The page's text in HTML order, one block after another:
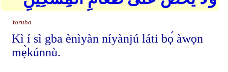
Yoruba
Kì í sì gba ènìyàn níyànjú láti bọ́ àwọn
mẹ̀kúnnù.